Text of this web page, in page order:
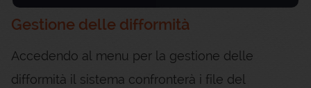
Gestione delle difformità
Accedendo al menu per la gestione delle
difformità il sistema confronterà i file del